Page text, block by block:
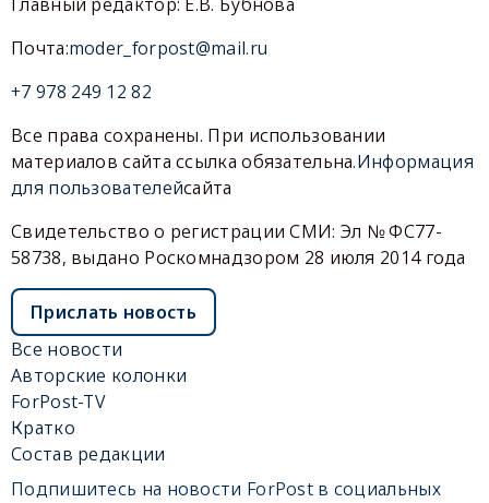
Почта:moder_forpost@mail.ru
+7 978 249 12 82
Все права сохранены. При использовании
материалов сайта ссылка обязательна.Информация
для пользователейсайта
Свидетельство о регистрации СМИ: Эл № ФС77-
58738, выдано Роскомнадзором 28 июля 2014 года
Прислать новость
Все новости
Авторские колонки
ForPost-TV
Кратко
Состав редакции
Подпишитесь на новости ForPost в социальных